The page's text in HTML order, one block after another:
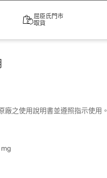
屈臣氏門市
取貨
廠之使用說明書並遵照指示使用。